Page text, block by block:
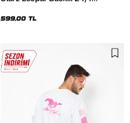
599,00 TL